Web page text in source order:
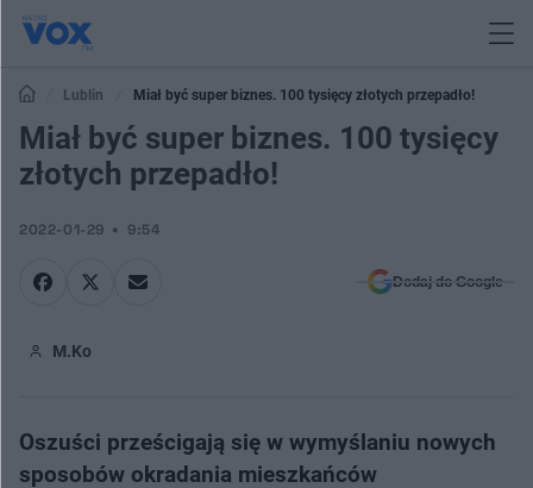
Lublin Miał być super biznes. 100 tysięcy złotych przepadło!
Miał być super biznes. 100 tysięcy
złotych przepadło!
2022-01-29 9:54
Dodaj do Google
M.Ko
Oszuści prześcigają się w wymyślaniu nowych
sposobów okradania mieszkańców